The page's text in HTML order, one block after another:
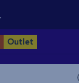
Outlet